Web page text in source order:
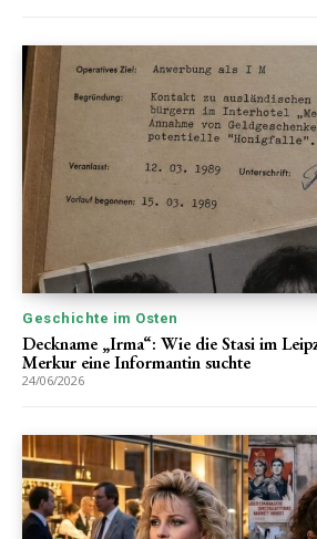
Geschichte im Osten
Deckname „Irma“: Wie die Stasi im
Merkur eine Informantin suchte
24/06/2026